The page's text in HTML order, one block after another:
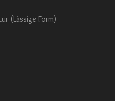
(Lässige Form)